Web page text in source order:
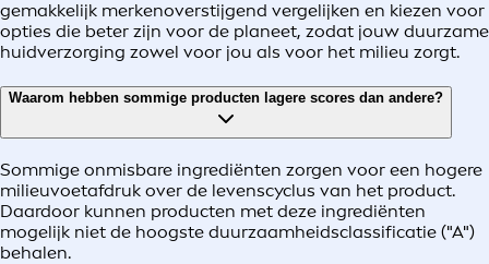
gemakkelijk merkenoverstijgend vergelijken en kiezen voor
opties die beter zijn voor de planeet, zodat jouw duurzame
huidverzorging zowel voor jou als voor het milieu zorgt.
Waarom hebben sommige producten lagere scores dan andere?
Sommige onmisbare ingrediënten zorgen voor een hogere
milieuvoetafdruk over de levenscyclus van het product.
Daardoor kunnen producten met deze ingrediënten
mogelijk niet de hoogste duurzaamheidsclassificatie ("A")
behalen.